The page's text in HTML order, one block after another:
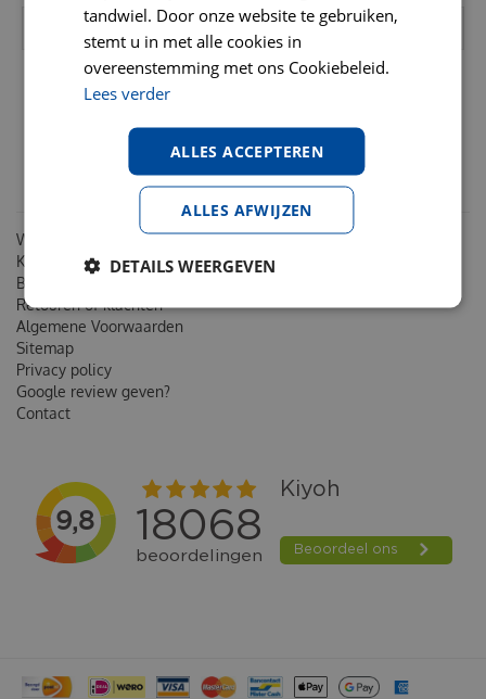
VAN NOORD'S DIERENVOEDERS:
Wie is van Noord
Klantenkaart
Bestellen & Verzending
Retouren of klachten
Algemene Voorwaarden
Sitemap
Privacy policy
Google review geven?
Contact
tandwiel. Door onze website te gebruiken,
stemt u in met alle cookies in
overeenstemming met ons Cookiebeleid.
Lees verder
ALLES ACCEPTEREN
ALLES AFWIJZEN
DETAILS WEERGEVEN